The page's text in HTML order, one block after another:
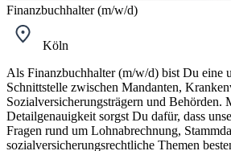
Finanzbuchhalter (m/w/d)
Köln
Als Finanzbuchhalter (m/w/d) bist Du eine
Schnittstelle zwischen Mandanten,
Sozialversicherungsträgern und Behörden.
Detailgenauigkeit sorgst Du dafür, dass
Fragen rund um Lohnabrechnung,
sozialversicherungsrechtliche Themen